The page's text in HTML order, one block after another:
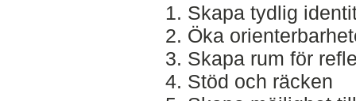
1. Skapa tydlig
2. Öka
3. Skapa rum för
4. Stöd och räcken